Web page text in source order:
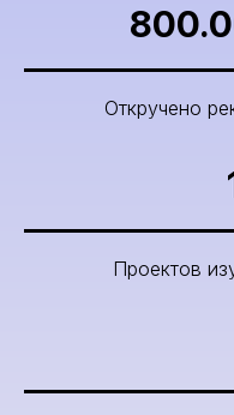
Откручено
Проектов